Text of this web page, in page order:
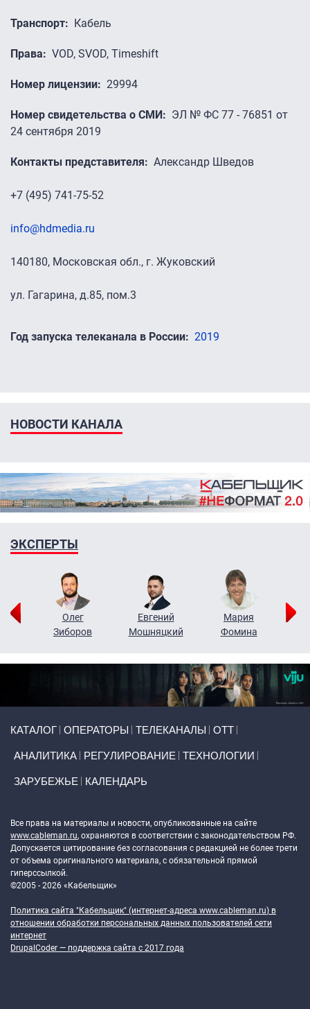
Транспорт Кабель
Права VOD, SVOD, Timeshift
Номер лицензии 29994
Номер свидетельства о СМИ
ЭЛ № ФС 77 - 76851 от
24 сентября 2019
Контакты представителя Александр Шведов
+7 (495) 741-75-52
info@hdmedia.ru
140180, Московская обл., г. Жуковский
ул. Гагарина, д.85, пом.3
Год запуска телеканала в России 2019
НОВОСТИ КАНАЛА
ЭКСПЕРТЫ
Олег
Зиборов
Евгений
Мошняцкий
Мария
Фомина
КАТАЛОГ ОПЕРАТОРЫ ТЕЛЕКАНАЛЫ ОТТ
АНАЛИТИКА РЕГУЛИРОВАНИЕ ТЕХНОЛОГИИ
ЗАРУБЕЖЬЕ КАЛЕНДАРЬ
Все права на материалы и новости, опубликованные на сайте
www.cableman.ru, охраняются в соответствии с законодательством РФ.
Допускается цитирование без согласования с редакцией не более трети
от объема оригинального материала, с обязательной прямой
гиперссылкой.
©2005 - 2026 «Кабельщик»
Политика сайта "Кабельщик" (интернет-адреса www.cableman.ru) в
отношении обработки персональных данных пользователей сети
интернет
DrupalCoder — поддержка сайта c 2017 года